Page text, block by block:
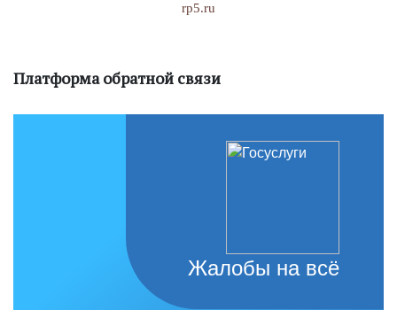
rp5.ru
Платформа обратной связи
Жалобы на всё